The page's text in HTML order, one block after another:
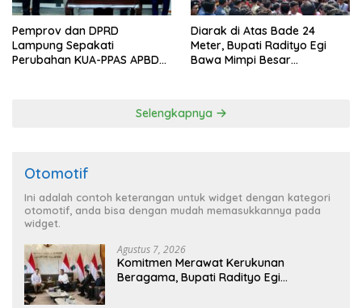
Pemprov dan DPRD
Lampung Sepakati
Perubahan KUA-PPAS APBD
Diarak di Atas Bade 24
Meter, Bupati Radityo Egi
Bawa Mimpi Besar
Selengkapnya
Otomotif
Ini adalah contoh keterangan untuk widget dengan kategori
otomotif, anda bisa dengan mudah memasukkannya pada
widget.
Agustus 7, 2026
Komitmen Merawat Kerukunan
Beragama, Bupati Radityo Egi